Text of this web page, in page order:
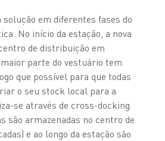
solução em diferentes fases do
No início da estação, a nova
de distribuição em
parte do vestuário tem
que possível para que todas
o seu stock local para a
se através de cross-docking.
são armazenadas no centro de
e ao longo da estação são